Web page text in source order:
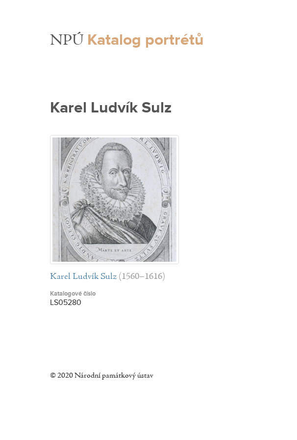
NPÚ Katalog portrétů
Karel Ludvík Sulz
Karel Ludvík Sulz (1560–1616)
Katalogové číslo
LS05280
© 2020 Národní památkový ústav